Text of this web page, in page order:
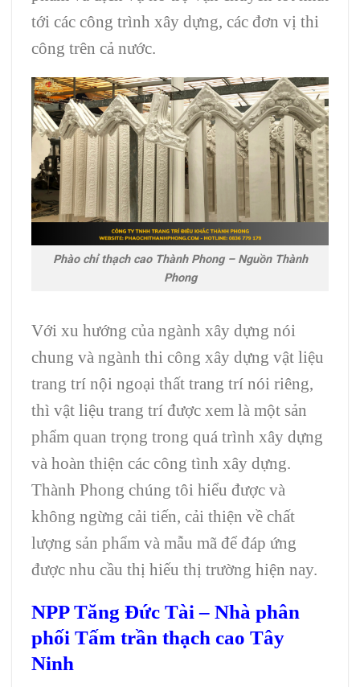
tới các công trình xây dựng, các đơn vị thi
công trên cả nước.
Phào chỉ thạch cao Thành Phong – Nguồn Thành
Phong
Với xu hướng của ngành xây dựng nói
chung và ngành thi công xây dựng vật liệu
trang trí nội ngoại thất trang trí nói riêng,
thì vật liệu trang trí được xem là một sản
phẩm quan trọng trong quá trình xây dựng
và hoàn thiện các công tình xây dựng.
Thành Phong chúng tôi hiểu được và
không ngừng cải tiến, cải thiện về chất
lượng sản phẩm và mẫu mã để đáp ứng
được nhu cầu thị hiếu thị trường hiện nay.
NPP Tăng Đức Tài – Nhà phân
phối Tấm trần thạch cao Tây
Ninh